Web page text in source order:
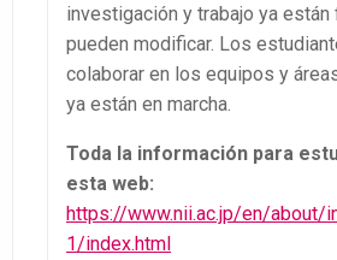
investigación y trabajo ya están
pueden modificar. Los
colaborar en los equipos y
ya están en marcha.
Toda la información para
esta web:
https://www.nii.ac.jp/en/about/
1/index.html